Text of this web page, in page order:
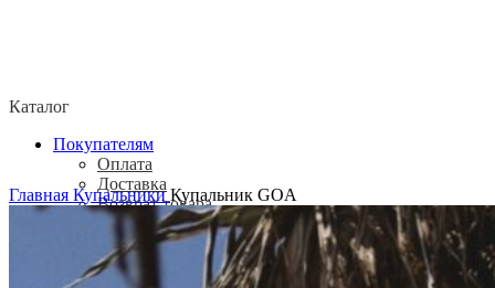
Каталог
Покупателям
Оплата
Доставка
Возврат товара
Политика конфиденциальности
Согласие посетителя сайта на обработку
персональных данных
О нас
Главная КупальникиКупальник GOA